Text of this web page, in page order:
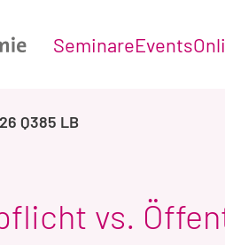
SeminareEvents
Q385 LB
vs.